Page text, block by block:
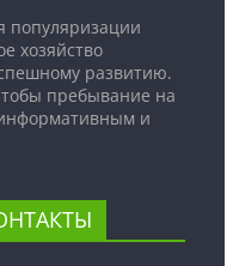
популяризации
хозяйство
развитию.
пребывание на
и